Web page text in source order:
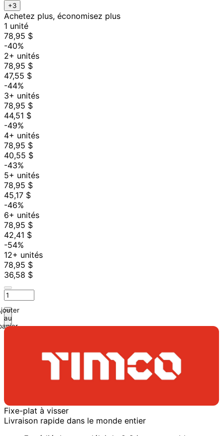
+3
Achetez plus, économisez plus
1 unité
78,95 $
-40%
2+ unités
78,95 $
47,55 $
-44%
3+ unités
78,95 $
44,51 $
-49%
4+ unités
78,95 $
40,55 $
-43%
5+ unités
78,95 $
45,17 $
-46%
6+ unités
78,95 $
42,41 $
-54%
12+ unités
78,95 $
36,58 $
au
Fixe-plat à visser
Livraison rapide dans le monde entier